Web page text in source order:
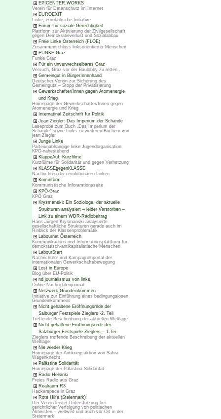
EPICENTER.WORKS
Verein für Datenschutz im Internet
EUROEXIT
Linke, eurokritische Initiative
Forum für soziale Gerechtigkeit
Plattform zur Aktivierung der Zivilgesellschaft
gegen Demokratieverlust und Sozialabbau
Freie Linke Österreich (FLOE)
Zusammenschluss linksorientierter Menschen
FUNKE Graz
Funke Graz
Für ein unverwechselbares Graz
Versuch, Graz vor der Baulobby zu retten ..
Gemeingut in BürgerInnenhand
Deutscher Verein zur Sicherung des
Gemeinguts – Stopp der Privatisierung
Gewerkschafter/Innen gegen Atomenergie
und Krieg
Homepage der Gewerkschafter/Innen gegen
Atomenergie und Krieg
Internatinal Zeitschrift für Politik
Jean Ziegler: Das Imperium der Schande
Leseprobe zum Buch „Das Imperium der
Schande“ sowie Links zu weiteren Büchern von
jean Ziegler
Junge Linke
Parteiunabhängige linke Jugendorganisation;
KPÖ-nahestehend
KlappeAuf: Kurzfilme
Kurzfülme für Solidarität und gegen Verhetzung
KLASSEgegenKLASSE
Nachrichten der revolutionären Linken
Kominform
Kommunistische Inforamtionsseite
KPÖ-Graz
KPÖ Graz
Krysmanski: Ein Soziologe, der aktuelle
Strukturen analysiert – leider Verstorben –
Link zu einem WDR-Radiobeitrag
Hans Jürgen Krysmanski analysierte
gesellschaftliche Strukturen gerade auch im
Hinblick der Klassenproblematik
Labournet Österreich
Kommunikations und Informationsplattform für
demokratisch-antikapitalistische Menschen
LabourStart
Nachrichten- und Kampagnenportal der
internationalen Gewerkschaftsbewegung
Lost in Europe
Blog über EU-Politik
nd journalismus von links
Online-Nachrichtenjournal
Netzwerk Grundeinkommen
Initiative zur Einführung eines bedingungslosen
Grundeinkommens
Nicht gehaltene Eröffnungsrede der
Salburger Festspiele Zieglers -2. Teil
Treffende Beschreibung der aktuellen Weltlage
Nicht gehaltene Eröffnungsrede der
Salzburger Festspiele Zieglers – 1.Tei
Zieglers treffende Beschreibung der aktuellen
Weltlage
Nie wieder Krieg
Homepage der Antikriegsaktion von Sahra
Wagenknecht
Palästina Solidarität
Homepage der Palästina Solidarität
Radio Helsinki
Freies Radio aus Graz
Realraum R3
Hackerspace in Graz
Rote Hilfe (Steiermark)
Der Verein leistet Unterstützung bei
gerichtlicher Verfolgung von politischen
Aktivisten – weltweit und auch vor Ort in der
Steiermark